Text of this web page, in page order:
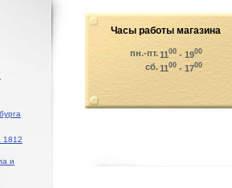
1812
и
Часы работы магазина
пн.-пт.1100 - 1900
сб.1100 - 1700